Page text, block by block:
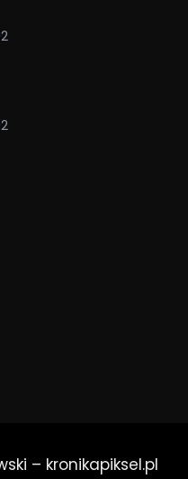
– kronikapiksel.pl